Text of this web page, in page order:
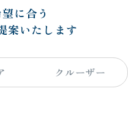
に合う
案いたします
クルーザー